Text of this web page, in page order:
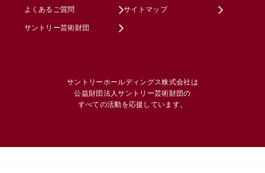
よくあるご質問 サイトマップ
サントリー芸術財団
サントリーホールディングス株式会社は
公益財団法人サントリー芸術財団の
すべての活動を応援しています。